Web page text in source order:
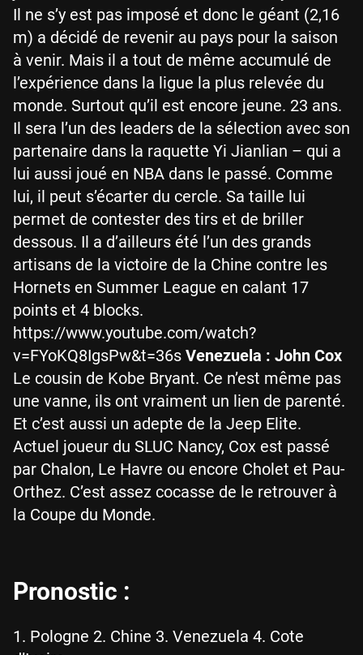
Il ne s’y est pas imposé et donc le géant (2,16
m) a décidé de revenir au pays pour la saison
à venir. Mais il a tout de même accumulé de
l’expérience dans la ligue la plus relevée du
monde. Surtout qu’il est encore jeune. 23 ans.
Il sera l’un des leaders de la sélection avec son
partenaire dans la raquette Yi Jianlian – qui a
lui aussi joué en NBA dans le passé. Comme
lui, il peut s’écarter du cercle. Sa taille lui
permet de contester des tirs et de briller
dessous. Il a d’ailleurs été l’un des grands
artisans de la victoire de la Chine contre les
Hornets en Summer League en calant 17
points et 4 blocks.
https://www.youtube.com/watch?
v=FYoKQ8IgsPw&t=36s Venezuela : John Cox
Le cousin de Kobe Bryant. Ce n’est même pas
une vanne, ils ont vraiment un lien de parenté.
Et c’est aussi un adepte de la Jeep Elite.
Actuel joueur du SLUC Nancy, Cox est passé
par Chalon, Le Havre ou encore Cholet et Pau-
Orthez. C’est assez cocasse de le retrouver à
la Coupe du Monde.
Pronostic :
1. Pologne 2. Chine 3. Venezuela 4. Cote